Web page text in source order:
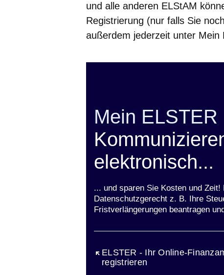
und alle anderen ELStAM
Registrierung (nur falls Sie
außerdem jederzeit unter Mein
Mein ELSTER
elektronisch...
... und sparen Sie Kosten und
Datenschutzgerecht z. B. Ihre
Fristverlängerungen beantragen
ELSTER - Ihr Online-
registrieren
Öffnet sich in einem neuen